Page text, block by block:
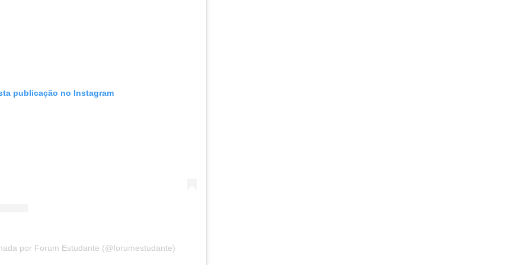
publicação no Instagram
por Forum Estudante (@forumestudante)